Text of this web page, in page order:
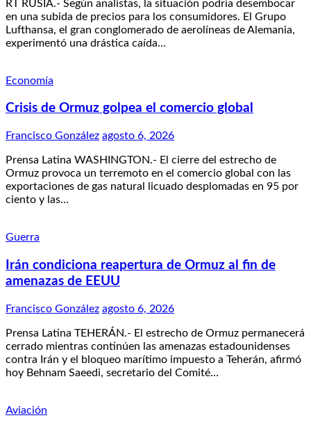
RT RUSIA.- Según analistas, la situación podría desembocar
en una subida de precios para los consumidores. El Grupo
Lufthansa, el gran conglomerado de aerolíneas de Alemania,
experimentó una drástica caída…
Economía
Crisis de Ormuz golpea el comercio global
Francisco González agosto 6, 2026
Prensa Latina WASHINGTON.- El cierre del estrecho de
Ormuz provoca un terremoto en el comercio global con las
exportaciones de gas natural licuado desplomadas en 95 por
ciento y las…
Guerra
Irán condiciona reapertura de Ormuz al fin de
amenazas de EEUU
Francisco González agosto 6, 2026
Prensa Latina TEHERÁN.- El estrecho de Ormuz permanecerá
cerrado mientras continúen las amenazas estadounidenses
contra Irán y el bloqueo marítimo impuesto a Teherán, afirmó
hoy Behnam Saeedi, secretario del Comité…
Aviación